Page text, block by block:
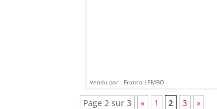
Vendu par : Franco LEMBO
Page 2 sur 3 « 1 2 3 »